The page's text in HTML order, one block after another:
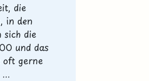
die
in den
die
und das
oft gerne